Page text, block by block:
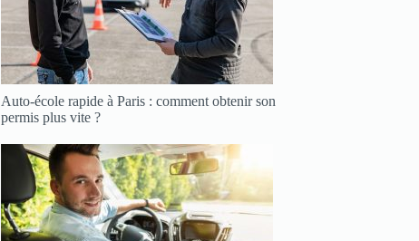
Auto-école rapide à Paris : comment obtenir son
permis plus vite ?